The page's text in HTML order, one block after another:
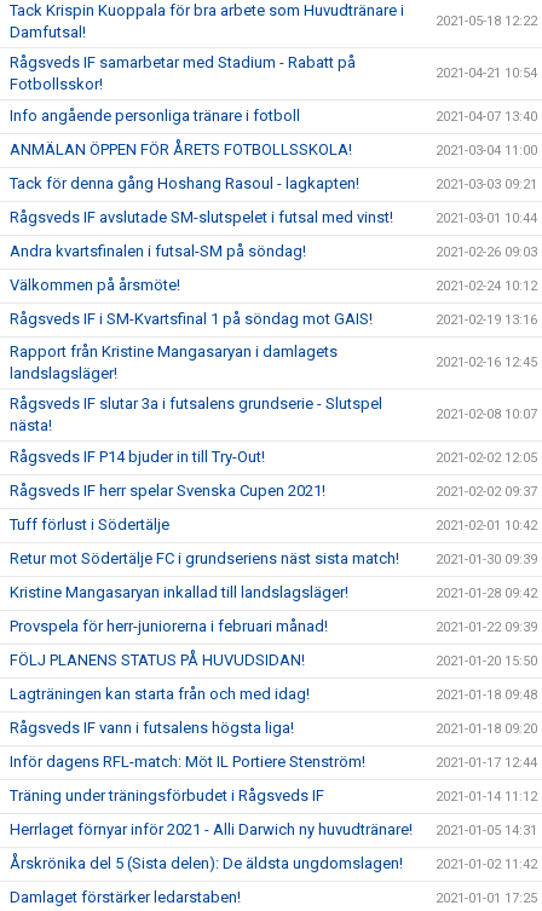
Tack Krispin Kuoppala för bra arbete som Huvudtränare i
Damfutsal!
2021-05-18 12:22
Rågsveds IF samarbetar med Stadium - Rabatt på
Fotbollsskor!
2021-04-21 10:54
Info angående personliga tränare i fotboll 2021-04-07 13:40
ANMÄLAN ÖPPEN FÖR ÅRETS FOTBOLLSSKOLA! 2021-03-04 11:00
Tack för denna gång Hoshang Rasoul - lagkapten! 2021-03-03 09:21
Rågsveds IF avslutade SM-slutspelet i futsal med vinst! 2021-03-01 10:44
Andra kvartsfinalen i futsal-SM på söndag! 2021-02-26 09:03
Välkommen på årsmöte! 2021-02-24 10:12
Rågsveds IF i SM-Kvartsfinal 1 på söndag mot GAIS! 2021-02-19 13:16
Rapport från Kristine Mangasaryan i damlagets
landslagsläger!
2021-02-16 12:45
Rågsveds IF slutar 3a i futsalens grundserie - Slutspel
nästa!
2021-02-08 10:07
Rågsveds IF P14 bjuder in till Try-Out! 2021-02-02 12:05
Rågsveds IF herr spelar Svenska Cupen 2021! 2021-02-02 09:37
Tuff förlust i Södertälje 2021-02-01 10:42
Retur mot Södertälje FC i grundseriens näst sista match! 2021-01-30 09:39
Kristine Mangasaryan inkallad till landslagsläger! 2021-01-28 09:42
Provspela för herr-juniorerna i februari månad! 2021-01-22 09:39
FÖLJ PLANENS STATUS PÅ HUVUDSIDAN! 2021-01-20 15:50
Lagträningen kan starta från och med idag! 2021-01-18 09:48
Rågsveds IF vann i futsalens högsta liga! 2021-01-18 09:20
Inför dagens RFL-match: Möt IL Portiere Stenström! 2021-01-17 12:44
Träning under träningsförbudet i Rågsveds IF 2021-01-14 11:12
Herrlaget förnyar inför 2021 - Alli Darwich ny huvudtränare! 2021-01-05 14:31
Årskrönika del 5 (Sista delen): De äldsta ungdomslagen! 2021-01-02 11:42
Damlaget förstärker ledarstaben! 2021-01-01 17:25